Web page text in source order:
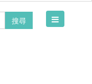
搜尋
Toggle